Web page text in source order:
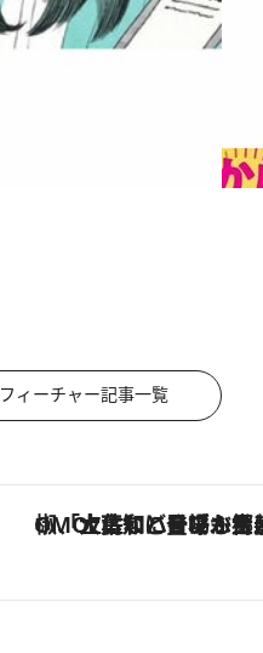
フィーチャー記事一覧
「土佐和ハーブかき氷」がOMO7高知に登場！生姜、山椒